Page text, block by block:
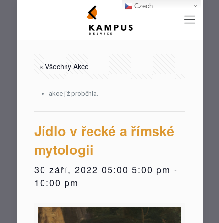
« Všechny Akce
akce již proběhla.
Jídlo v řecké a římské
mytologii
30 září, 2022 05:00 5:00 pm -
10:00 pm
Czech